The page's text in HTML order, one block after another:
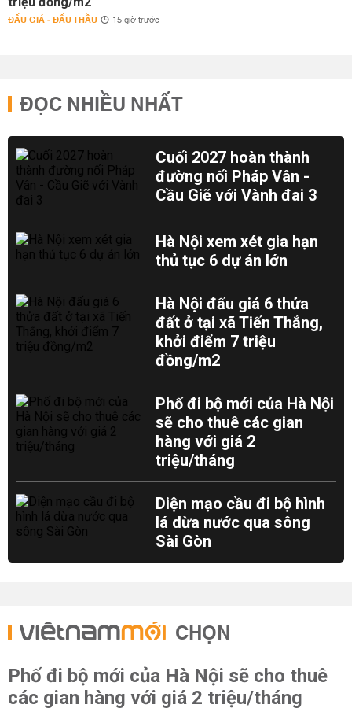
ĐẤU GIÁ - ĐẤU THẦU 15 giờ trước
ĐỌC NHIỀU NHẤT
Cuối 2027 hoàn thành
đường nối Pháp Vân -
Cầu Giẽ với Vành đai 3
Hà Nội xem xét gia hạn
thủ tục 6 dự án lớn
Hà Nội đấu giá 6 thửa
đất ở tại xã Tiến Thắng,
khởi điểm 7 triệu
đồng/m2
Phố đi bộ mới của Hà Nội
sẽ cho thuê các gian
hàng với giá 2
triệu/tháng
Diện mạo cầu đi bộ hình
lá dừa nước qua sông
Sài Gòn
CHỌN
Phố đi bộ mới của Hà Nội sẽ cho thuê
các gian hàng với giá 2 triệu/tháng